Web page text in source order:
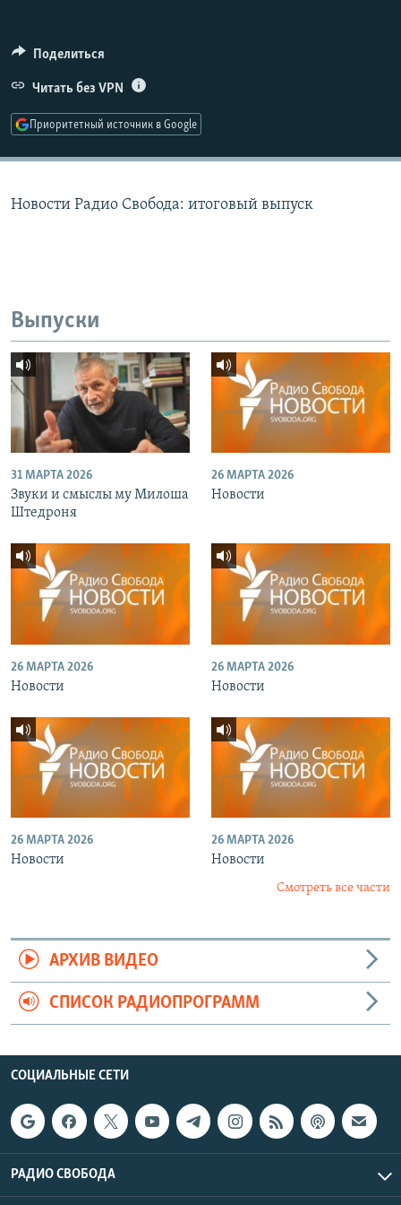
ПОДПИШИТЕСЬ НА РАССЫЛКУ
СОЦИАЛЬНЫЕ СЕТИ
Поделиться
Читать без VPN
Приоритетный источник в Google
Новости Радио Свобода: итоговый выпуск
Выпуски
31 МАРТА 2026
Звуки и смыслы му Милоша
Штедроня
26 МАРТА 2026
Новости
26 МАРТА 2026
Новости
26 МАРТА 2026
Новости
26 МАРТА 2026
Новости
26 МАРТА 2026
Новости
Смотреть все части
АРХИВ ВИДЕО
СПИСОК РАДИОПРОГРАММ
СОЦИАЛЬНЫЕ СЕТИ
РАДИО СВОБОДА